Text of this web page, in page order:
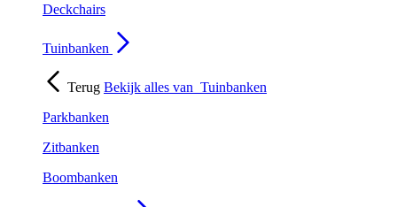
Deckchairs
Tuinbanken
Terug Bekijk alles van Tuinbanken
Parkbanken
Zitbanken
Boombanken